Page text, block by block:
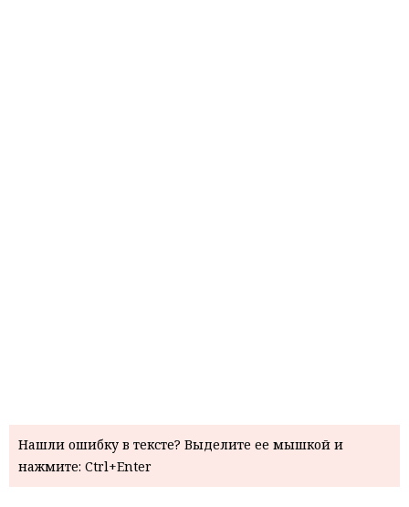
Нашли ошибку в тексте? Выделите ее мышкой и
нажмите: Ctrl+Enter